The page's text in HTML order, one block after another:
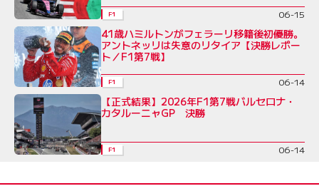
F1 06-15
41歳ハミルトンがフェラーリ移籍後初優勝。
アントネッリは失意のリタイア【決勝レポー
ト／F1第7戦】
F1 06-14
【正式結果】2026年F1第7戦バルセロナ・
カタルーニャGP 決勝
F1 06-14